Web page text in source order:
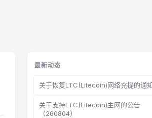
最新动态
关于恢复LTC(Litecoin)网络充提的通
关于支持LTC(Litecoin)主网的公告
（260804）